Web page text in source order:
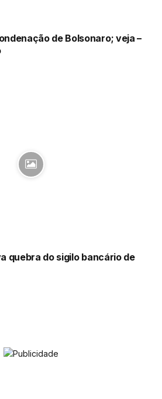
de Bolsonaro; veja –
quebra do sigilo bancário de